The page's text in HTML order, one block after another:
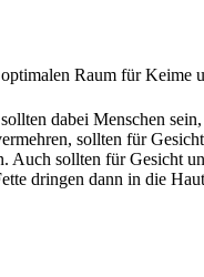
Raum für Keime
dabei Menschen
sollten für
Auch sollten für Gesicht
dringen dann in die